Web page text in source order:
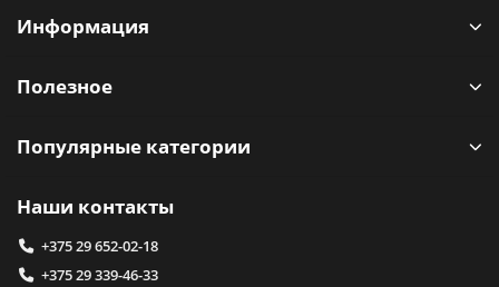
Информация
Полезное
Популярные категории
Наши контакты
+375 29 652-02-18
+375 29 339-46-33